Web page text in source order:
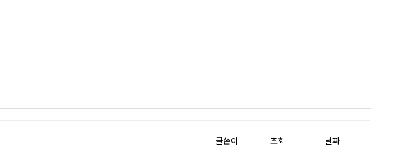
글쓴이 조회 날짜